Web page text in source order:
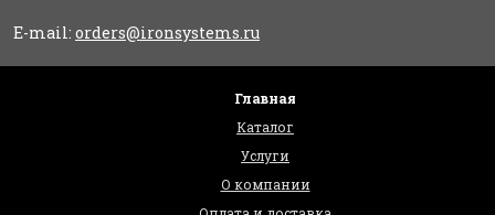
E-mail: orders@ironsystems.ru
Главная
Каталог
Услуги
О компании